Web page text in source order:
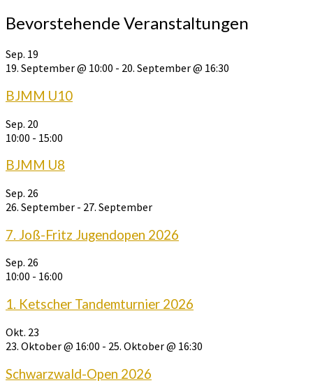
Bevorstehende Veranstaltungen
Sep. 19
19. September @ 10:00 - 20. September @ 16:30
BJMM U10
Sep. 20
10:00 - 15:00
BJMM U8
Sep. 26
26. September - 27. September
7. Joß-Fritz Jugendopen 2026
Sep. 26
10:00 - 16:00
1. Ketscher Tandemturnier 2026
Okt. 23
23. Oktober @ 16:00 - 25. Oktober @ 16:30
Schwarzwald-Open 2026